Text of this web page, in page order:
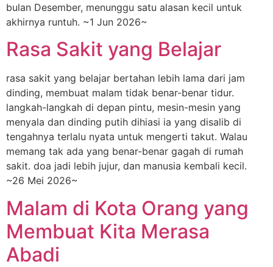
bulan Desember, menunggu satu alasan kecil untuk
akhirnya runtuh. ~1 Jun 2026~
Rasa Sakit yang Belajar
rasa sakit yang belajar bertahan lebih lama dari jam
dinding, membuat malam tidak benar-benar tidur.
langkah-langkah di depan pintu, mesin-mesin yang
menyala dan dinding putih dihiasi ia yang disalib di
tengahnya terlalu nyata untuk mengerti takut. Walau
memang tak ada yang benar-benar gagah di rumah
sakit. doa jadi lebih jujur, dan manusia kembali kecil.
~26 Mei 2026~
Malam di Kota Orang yang
Membuat Kita Merasa
Abadi